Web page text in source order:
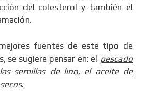
del colesterol y también el
fuentes de este tipo de
se sugiere pensar en: el pescado
semillas de lino, el aceite de
.